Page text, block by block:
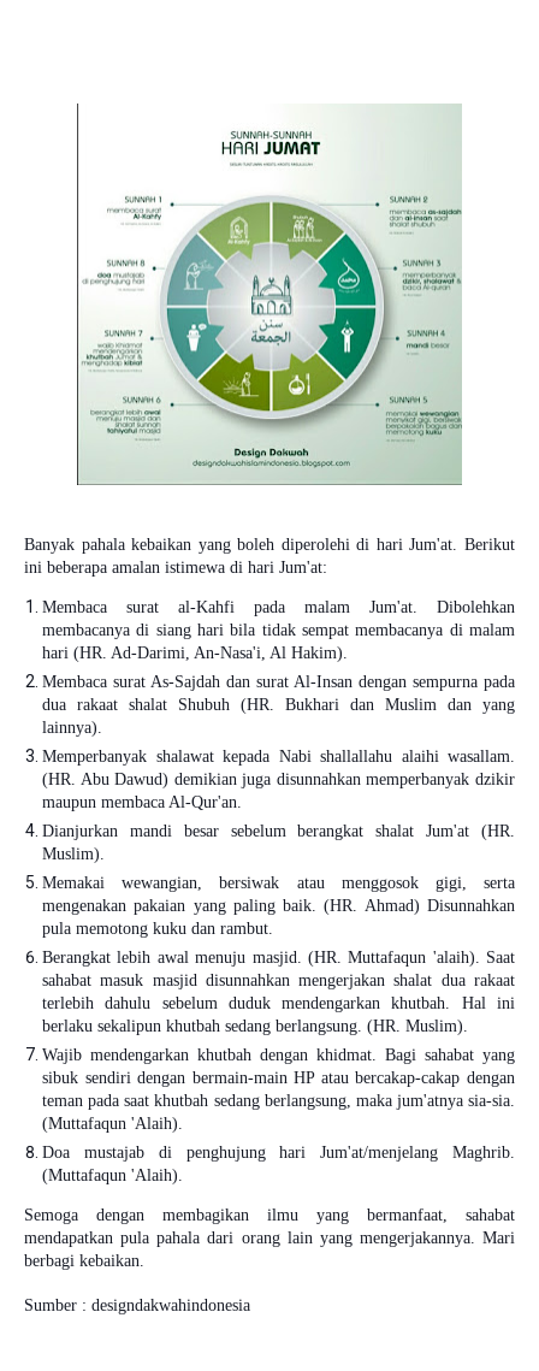
Banyak pahala kebaikan yang boleh diperolehi di hari Jum'at. Berikut
ini beberapa amalan istimewa di hari Jum'at:
Membaca surat al-Kahfi pada malam Jum'at. Dibolehkan
membacanya di siang hari bila tidak sempat membacanya di malam
hari (HR. Ad-Darimi, An-Nasa'i, Al Hakim).
Membaca surat As-Sajdah dan surat Al-Insan dengan sempurna pada
dua rakaat shalat Shubuh (HR. Bukhari dan Muslim dan yang
lainnya).
Memperbanyak shalawat kepada Nabi shallallahu alaihi wasallam.
(HR. Abu Dawud) demikian juga disunnahkan memperbanyak dzikir
maupun membaca Al-Qur'an.
Dianjurkan mandi besar sebelum berangkat shalat Jum'at (HR.
Muslim).
Memakai wewangian, bersiwak atau menggosok gigi, serta
mengenakan pakaian yang paling baik. (HR. Ahmad) Disunnahkan
pula memotong kuku dan rambut.
Berangkat lebih awal menuju masjid. (HR. Muttafaqun 'alaih). Saat
sahabat masuk masjid disunnahkan mengerjakan shalat dua rakaat
terlebih dahulu sebelum duduk mendengarkan khutbah. Hal ini
berlaku sekalipun khutbah sedang berlangsung. (HR. Muslim).
Wajib mendengarkan khutbah dengan khidmat. Bagi sahabat yang
sibuk sendiri dengan bermain-main HP atau bercakap-cakap dengan
teman pada saat khutbah sedang berlangsung, maka jum'atnya sia-sia.
(Muttafaqun 'Alaih).
Doa mustajab di penghujung hari Jum'at/menjelang Maghrib.
(Muttafaqun 'Alaih).
Semoga dengan membagikan ilmu yang bermanfaat, sahabat
mendapatkan pula pahala dari orang lain yang mengerjakannya. Mari
berbagi kebaikan.
Sumber : designdakwahindonesia